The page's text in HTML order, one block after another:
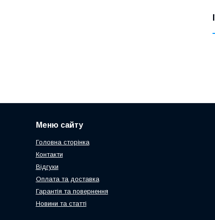
Меню сайту
Головна сторінка
Контакти
Відгуки
Оплата та доставка
Гарантія та повернення
Новини та статті